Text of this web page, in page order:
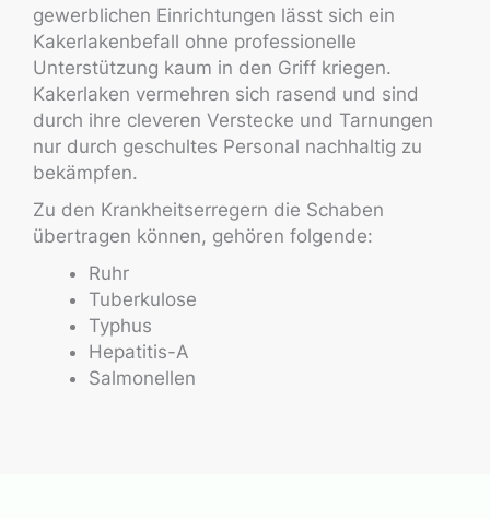
gewerblichen Einrichtungen lässt sich ein
Kakerlakenbefall ohne professionelle
Unterstützung kaum in den Griff kriegen.
Kakerlaken vermehren sich rasend und sind
durch ihre cleveren Verstecke und Tarnungen
nur durch geschultes Personal nachhaltig zu
bekämpfen.
Zu den Krankheitserregern die Schaben
übertragen können, gehören folgende:
Ruhr
Tuberkulose
Typhus
Hepatitis-A
Salmonellen